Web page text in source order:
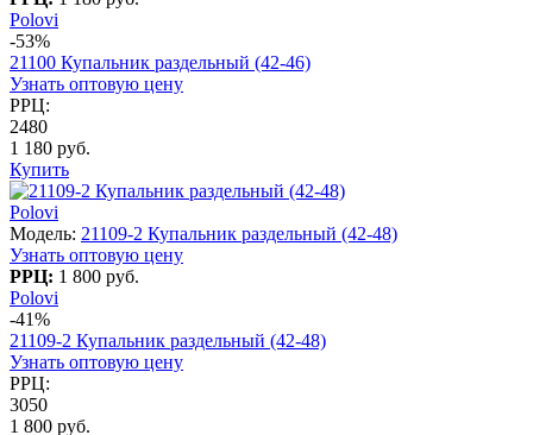
Polovi
-53%
21100 Купальник раздельный (42-46)
Узнать оптовую цену
РРЦ:
2480
1 180 руб.
Купить
Polovi
Модель: 21109-2 Купальник раздельный (42-48)
Узнать оптовую цену
РРЦ: 1 800 руб.
Polovi
-41%
21109-2 Купальник раздельный (42-48)
Узнать оптовую цену
РРЦ:
3050
1 800 руб.